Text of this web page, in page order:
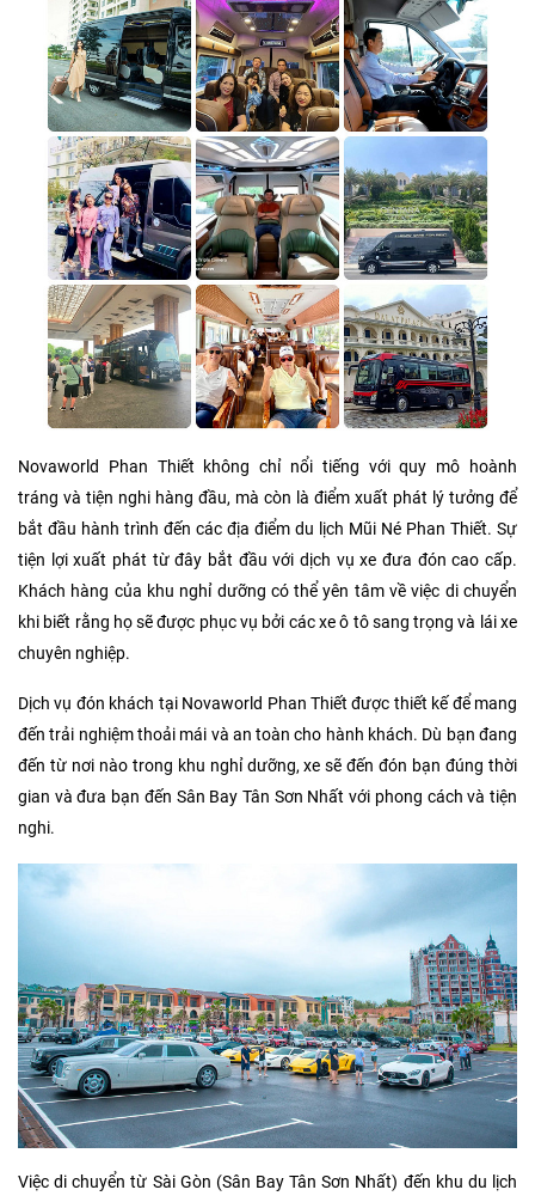
Novaworld Phan Thiết không chỉ nổi tiếng với quy mô hoành
tráng và tiện nghi hàng đầu, mà còn là điểm xuất phát lý tưởng để
bắt đầu hành trình đến các địa điểm du lịch Mũi Né Phan Thiết. Sự
tiện lợi xuất phát từ đây bắt đầu với dịch vụ xe đưa đón cao cấp.
Khách hàng của khu nghỉ dưỡng có thể yên tâm về việc di chuyển
khi biết rằng họ sẽ được phục vụ bởi các xe ô tô sang trọng và lái xe
chuyên nghiệp.
Dịch vụ đón khách tại Novaworld Phan Thiết được thiết kế để mang
đến trải nghiệm thoải mái và an toàn cho hành khách. Dù bạn đang
đến từ nơi nào trong khu nghỉ dưỡng, xe sẽ đến đón bạn đúng thời
gian và đưa bạn đến Sân Bay Tân Sơn Nhất với phong cách và tiện
nghi.
Việc di chuyển từ Sài Gòn (Sân Bay Tân Sơn Nhất) đến khu du lịch